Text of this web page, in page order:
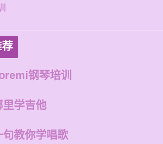
钢琴培训
里学吉他
句教你学唱歌